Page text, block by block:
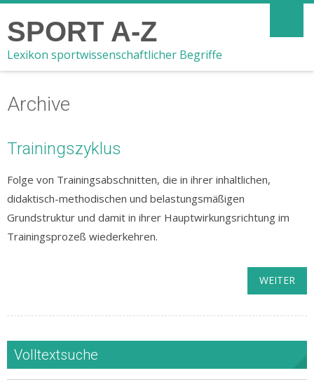
SPORT A-Z
Lexikon sportwissenschaftlicher Begriffe
Archive
Trainingszyklus
Folge von Trainingsabschnitten, die in ihrer inhaltlichen,
didaktisch-methodischen und belastungsmäßigen
Grundstruktur und damit in ihrer Hauptwirkungsrichtung im
Trainingsprozeß wiederkehren.
WEITER
Volltextsuche